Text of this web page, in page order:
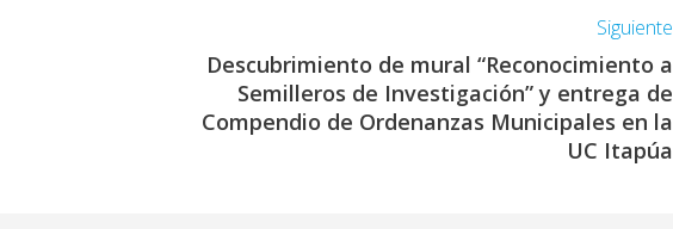
Siguiente
Descubrimiento de mural “Reconocimiento a
Semilleros de Investigación” y entrega de
Compendio de Ordenanzas Municipales en la
UC Itapúa